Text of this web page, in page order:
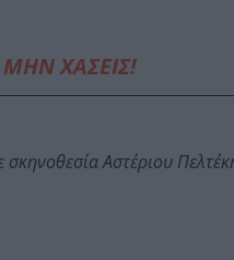
ΜΗΝ ΧΑΣΕΙΣ!
σκηνοθεσία Αστέριου